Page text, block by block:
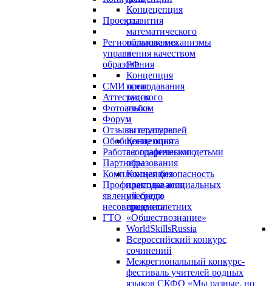
Концецепция
развития
математического
образования
в
РФ
Концепция
преподавания
русского
языка
и
литературы
Концепция
географического
образования
Концепция
преподавания
учебного
предмета
«Обществознание»
WorldSkillsRussia
Всероссийский конкурс
сочинений
Межрегиональный конкурс-
фестиваль учителей родных
языков СКФО «Мы разные, но
Проекты
Региональные механизмы
управления качеством
образования
СМИ о нас
Аттестация
Фотоальбом
Форум
Отзывы слушателей
Обобщение опыта
Работа с одаренными детьми
Партнеры
Комплексная безопасность
Профилактика асоциальных
явлений среди
несовершеннолетних
ГТО